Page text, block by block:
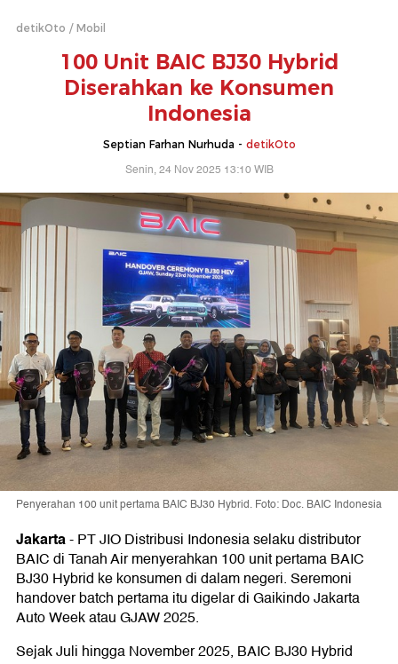
detikOto Mobil
100 Unit BAIC BJ30 Hybrid
Diserahkan ke Konsumen
Indonesia
Septian Farhan Nurhuda - detikOto
Senin, 24 Nov 2025 13:10 WIB
Penyerahan 100 unit pertama BAIC BJ30 Hybrid. Foto: Doc. BAIC Indonesia
Jakarta-PT JIO Distribusi Indonesia selaku distributor
BAIC di Tanah Air menyerahkan 100 unit pertama BAIC
BJ30 Hybrid ke konsumen di dalam negeri. Seremoni
handover batch pertama itu digelar di Gaikindo Jakarta
Auto Week atau GJAW 2025.
Sejak Juli hingga November 2025, BAIC BJ30 Hybrid